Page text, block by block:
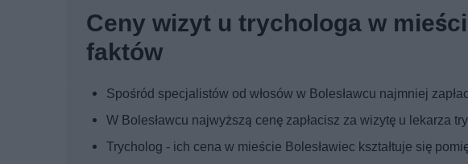
Ceny wizyt u trychologa w
faktów
Spośród specjalistów od włosów w Bolesławcu najmniej
W Bolesławcu najwyższą cenę zapłacisz za wizytę u lekarza
Trycholog - ich cena w mieście Bolesławiec kształtuje się